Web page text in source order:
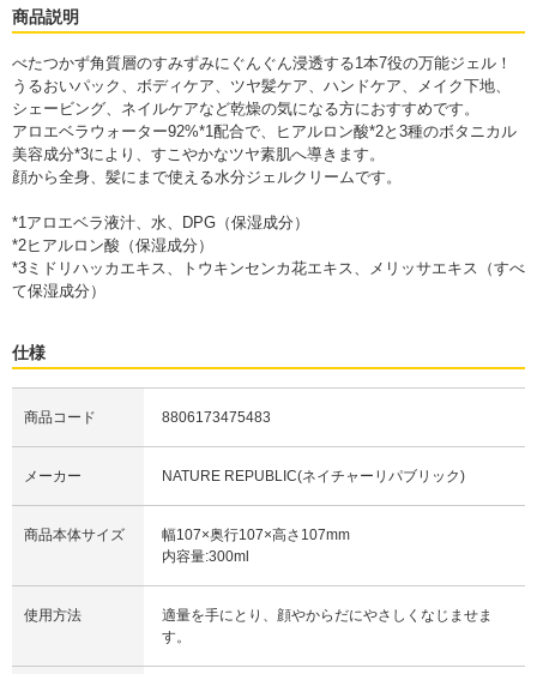
商品説明
べたつかず角質層のすみずみにぐんぐん浸透する1本7役の万能ジェル！
うるおいパック、ボディケア、ツヤ髪ケア、ハンドケア、メイク下地、
シェービング、ネイルケアなど乾燥の気になる方におすすめです。
アロエベラウォーター92%*1配合で、ヒアルロン酸*2と3種のボタニカル
美容成分*3により、すこやかなツヤ素肌へ導きます。
顔から全身、髪にまで使える水分ジェルクリームです。
*1アロエベラ液汁、水、DPG（保湿成分）
*2ヒアルロン酸（保湿成分）
*3ミドリハッカエキス、トウキンセンカ花エキス、メリッサエキス（すべ
て保湿成分）
仕様
商品コード 8806173475483
メーカー NATURE REPUBLIC(ネイチャーリパブリック)
商品本体サイズ
幅107×奥行107×高さ107mm
内容量:300ml
使用方法
適量を手にとり、顔やからだにやさしくなじませま
す。